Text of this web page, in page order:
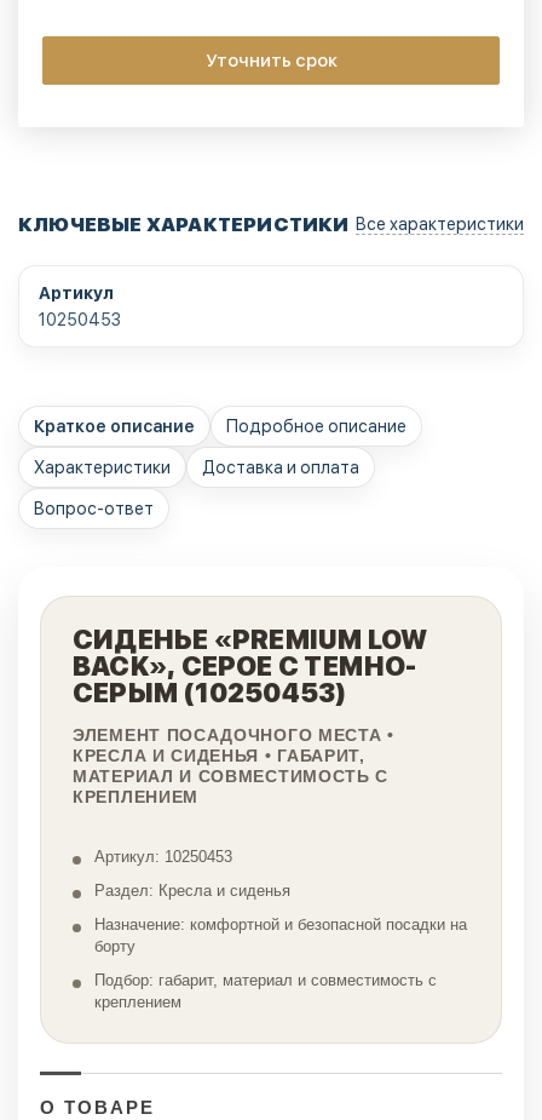
Уточнить срок
КЛЮЧЕВЫЕ ХАРАКТЕРИСТИКИ Все характеристики
Артикул
10250453
Краткое описание Подробное описание
Характеристики Доставка и оплата
Вопрос-ответ
СИДЕНЬЕ «PREMIUM LOW
BACK», СЕРОЕ С ТЕМНО-
СЕРЫМ (10250453)
ЭЛЕМЕНТ ПОСАДОЧНОГО МЕСТА •
КРЕСЛА И СИДЕНЬЯ • ГАБАРИТ,
МАТЕРИАЛ И СОВМЕСТИМОСТЬ С
КРЕПЛЕНИЕМ
Артикул: 10250453
Раздел: Кресла и сиденья
Назначение: комфортной и безопасной посадки на
борту
Подбор: габарит, материал и совместимость с
креплением
О ТОВАРЕ